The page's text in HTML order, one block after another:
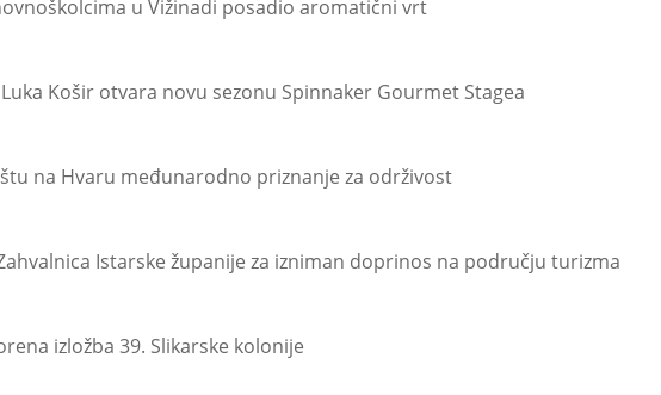
u Vižinadi posadio aromatični vrt
Košir otvara novu sezonu Spinnaker Gourmet Stagea
na Hvaru međunarodno priznanje za održivost
Istarske županije za izniman doprinos na području turizma
izložba 39. Slikarske kolonije